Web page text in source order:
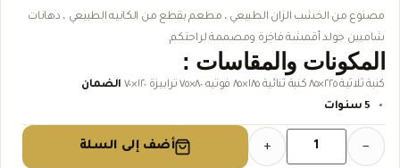
مصنوع من الخشب الزان الطبيعي ، مطعم بقطع من الكانيه الطبيعي ، دهانات
شامبين جولد أقمشة فاخرة ومصممة لراحتكم.
المكونات والمقاسات :
كنبة ثلاثية ٢٢٥×٨٥ كنبة ثنائية ١٨٥×٨٥ فوتيه ٨٠×٧٥ ترابيزة ١٢٠×٧٠
الضمان
5 سنوات
−
+ أضف إلى السلة